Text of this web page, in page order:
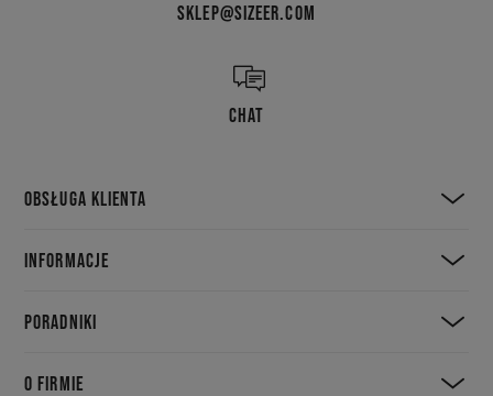
SKLEP@SIZEER.COM
CHAT
OBSŁUGA KLIENTA
INFORMACJE
PORADNIKI
O FIRMIE